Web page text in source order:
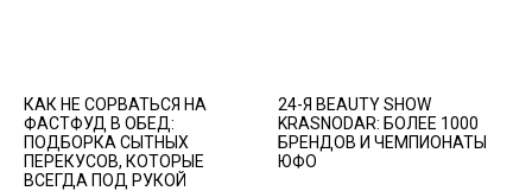
КАК НЕ СОРВАТЬСЯ НА
ФАСТФУД В ОБЕД:
ПОДБОРКА СЫТНЫХ
ПЕРЕКУСОВ, КОТОРЫЕ
ВСЕГДА ПОД РУКОЙ
24-Я BEAUTY SHOW
KRASNODAR: БОЛЕЕ 1000
БРЕНДОВ И ЧЕМПИОНАТЫ
ЮФО